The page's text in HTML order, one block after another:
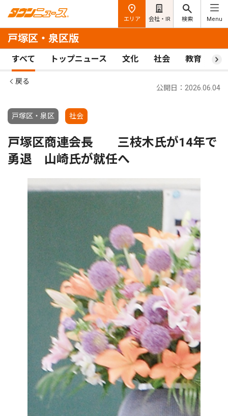
エリア 会社・IR 検索 Menu
戸塚区・泉区版
すべて トップニュース 文化 社会 教育 ス
戻る
戸塚区・泉区 社会
公開日：2026.06.04
戸塚区商連会長 三枝木氏が14年で
勇退 山崎氏が就任へ